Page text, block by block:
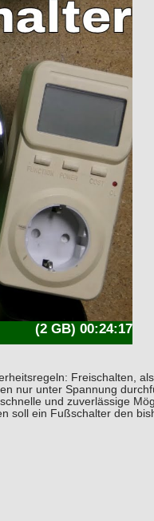
(2 GB) 00:24:17
Freischalten,
nur unter Spannung
und zuverlässige
soll ein Fußschalter den